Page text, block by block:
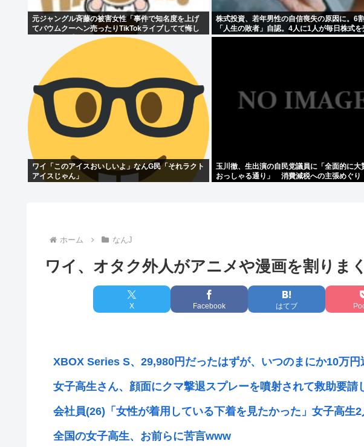
元ジャングル斉藤の被害女性「事件で知名度を上げ
てバウムクーヘン売ったりTikTokライブしてて悔し
さと怒りを感じた」
株式投資、若年男性の自信喪失の原因に。6
「人生の敗者」自認。4人に1人が毎日株式を
ワイ「このアイスおいしいよ」なんG民「それラクト
アイスじゃん」
玉川徹、生出演の自民党議員に「全面的に大
おっしゃる通り」 消費減税への主張めぐり
ホーム なんJ
ワイ、オタク外人がアニメや漫画を割りま
X Facebook はてブ
XBOX Series S、29,980円だったはずが、いつのまにか10万円
女子高生さん、顔面にクマ撃退スプレーを噴射されて救助要請
会社員(26)「女性が着用している下着を見たかった」女子高生
全国の女子高生、お前らに苦言www